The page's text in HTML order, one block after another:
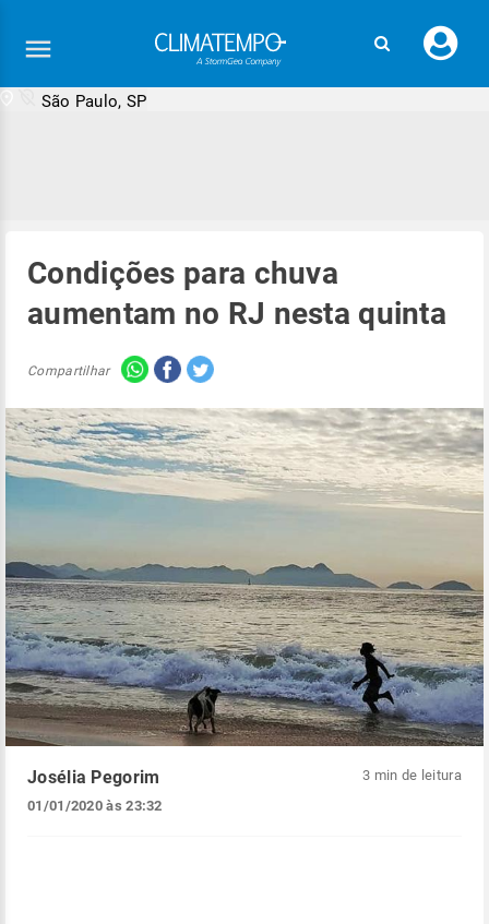
seu
São Paulo, SP
Condições para chuva
aumentam no RJ nesta quinta
Compartilhar
Josélia Pegorim
01/01/2020 às 23:32
3 min de leitura